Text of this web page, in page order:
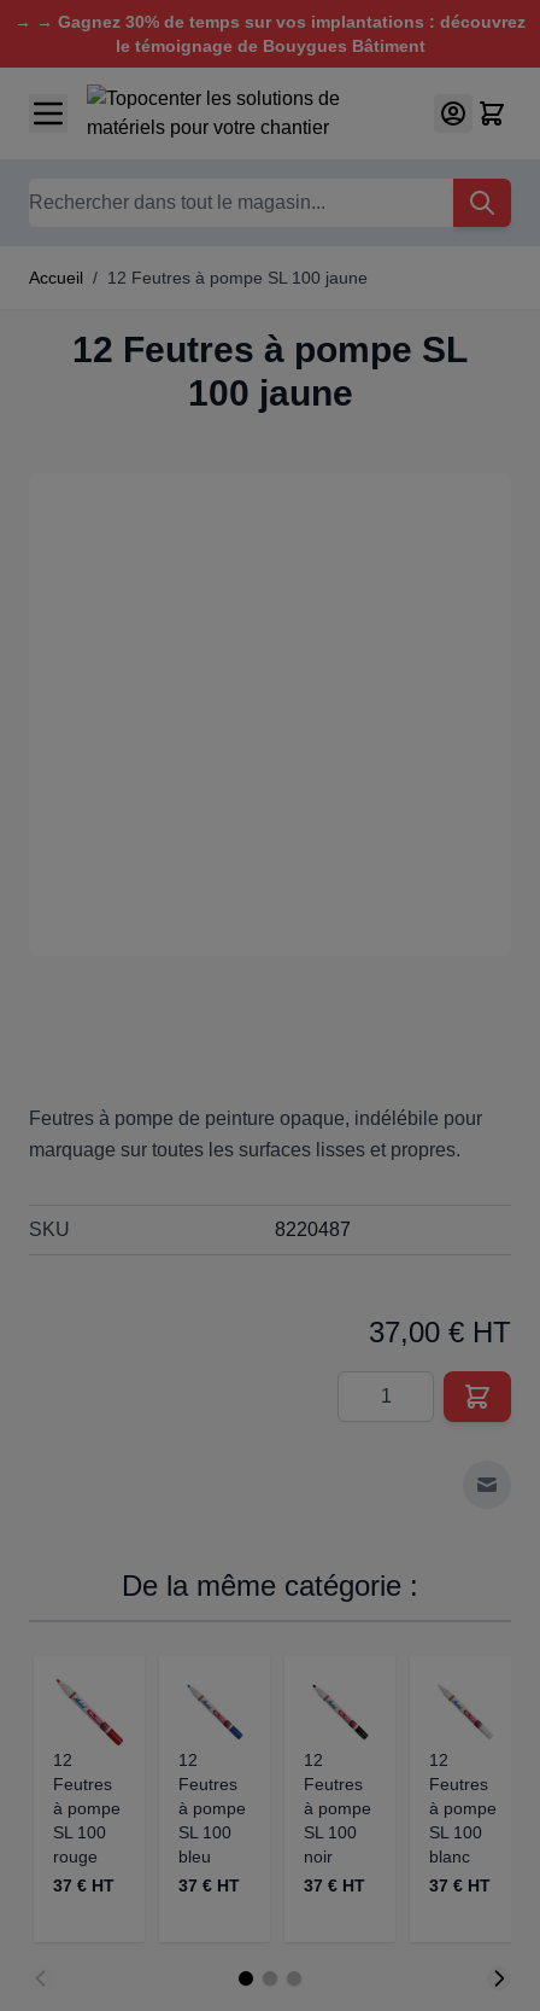
→ → Gagnez 30% de temps sur vos implantations : découvrez
le témoignage de Bouygues Bâtiment
Aller au contenu
Chercher
Accueil / 12 Feutres à pompe SL 100 jaune
12 Feutres à pompe SL
100 jaune
Feutres à pompe de peinture opaque, indélébile pour
marquage sur toutes les surfaces lisses et propres.
SKU 8220487
37,00 € HT
Quantité
De la même catégorie :
12
Feutres
à pompe
SL 100
rouge
37 € HT
12
Feutres
à pompe
SL 100
bleu
37 € HT
12
Feutres
à pompe
SL 100
noir
37 € HT
12
Feutres
à pompe
SL 100
blanc
37 € HT